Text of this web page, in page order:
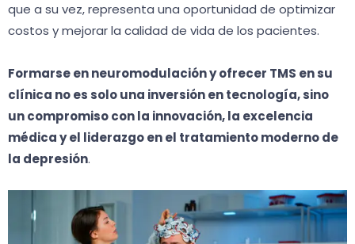
que a su vez, representa una oportunidad de optimizar
costos y mejorar la calidad de vida de los pacientes.
Formarse en neuromodulación y ofrecer TMS en su
clínica no es solo una inversión en tecnología, sino
un compromiso con la innovación, la excelencia
médica y el liderazgo en el tratamiento moderno de
la depresión.